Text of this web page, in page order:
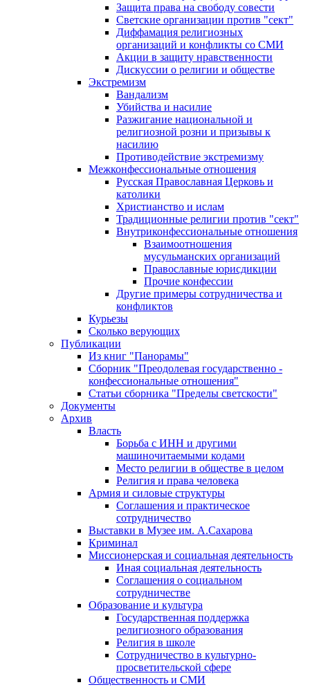
Защита права на свободу совести
Светские организации против "сект"
Диффамация религиозных
организаций и конфликты со СМИ
Акции в защиту нравственности
Дискуссии о религии и обществе
Экстремизм
Вандализм
Убийства и насилие
Разжигание национальной и
религиозной розни и призывы к
насилию
Противодействие экстремизму
Межконфессиональные отношения
Русская Православная Церковь и
католики
Христианство и ислам
Традиционные религии против "сект"
Внутриконфессиональные отношения
Взаимоотношения
мусульманских организаций
Православные юрисдикции
Прочие конфессии
Другие примеры сотрудничества и
конфликтов
Курьезы
Сколько верующих
Публикации
Из книг "Панорамы"
Сборник "Преодолевая государственно -
конфессиональные отношения"
Статьи сборника "Пределы светскости"
Документы
Архив
Власть
Борьба с ИНН и другими
машиночитаемыми кодами
Место религии в обществе в целом
Религия и права человека
Армия и силовые структуры
Соглашения и практическое
сотрудничество
Выставки в Музее им. А.Сахарова
Криминал
Миссионерская и социальная деятельность
Иная социальная деятельность
Соглашения о социальном
сотрудничестве
Образование и культура
Государственная поддержка
религиозного образования
Религия в школе
Сотрудничество в культурно-
просветительской сфере
Общественность и СМИ